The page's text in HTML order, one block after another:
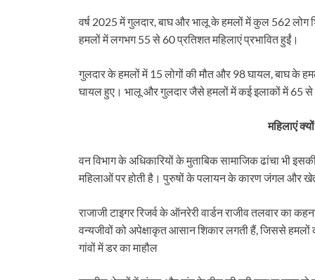
वर्ष 2025 में गुलदार, बाघ और भालू के हमलों में कुल 562
हमलों में लगभग 55 से 60 प्रतिशत महिलाएं प्रभावित हुईं।
गुलदार के हमलों में 15 लोगों की मौत और 98 घायल, बाघ के
घायल हुए। भालू और गुलदार जैसे हमलों में कई इलाकों में 65 से
महिलाएं
वन विभाग के अधिकारियों के मुताबिक सामाजिक ढांचा भी
महिलाओं पर होती है। पुरुषों के पलायन के कारण जंगल और
राजाजी टाइगर रिजर्व के ऑनरेरी वार्डन राजीव तलवार का
वन्यजीवों को अपेक्षाकृत आसान शिकार लगती हैं, जिससे
गांवों में डर का माहौल